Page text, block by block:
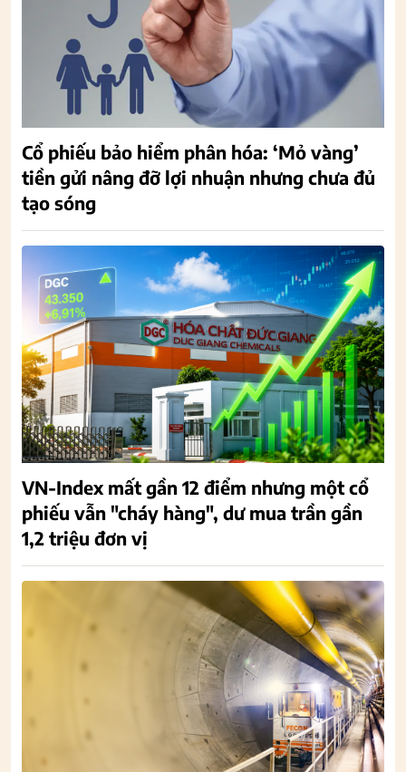
Cổ phiếu bảo hiểm phân hóa: ‘Mỏ vàng’
tiền gửi nâng đỡ lợi nhuận nhưng chưa đủ
tạo sóng
VN-Index mất gần 12 điểm nhưng một cổ
phiếu vẫn "cháy hàng", dư mua trần gần
1,2 triệu đơn vị